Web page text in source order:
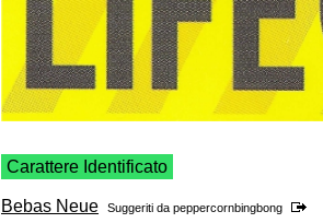
Carattere Identificato
Bebas Neue Suggeriti da peppercornbingbong